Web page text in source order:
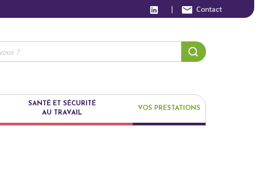
| Contact
SANTÉ ET SÉCURITÉ
AU TRAVAIL
VOS PRESTATIONS